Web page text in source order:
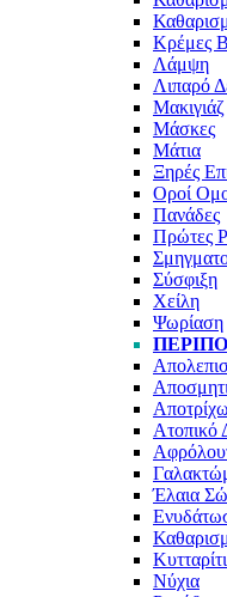
Κρέμες
Λάμψη
Λιπαρό
Μακιγιάζ
Μάσκες
Μάτια
Ξηρές
Οροί
Πανάδες
Πρώτες
Σύσφιξη
Χείλη
Ψωρίαση
Ατοπικό
Έλαια
Νύχια